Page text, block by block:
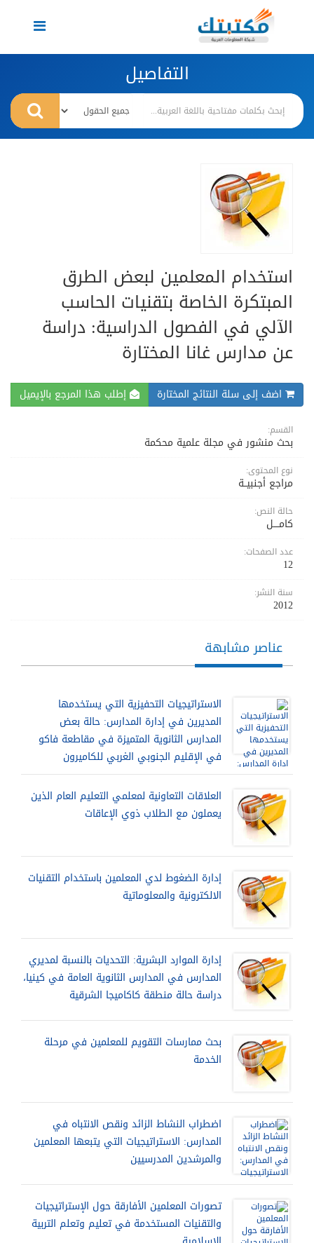
Toggle
navigation
التفاصيل
استخدام المعلمين لبعض الطرق
المبتكرة الخاصة بتقنيات الحاسب
الآلي في الفصول الدراسية: دراسة
عن مدارس غانا المختارة
اضف إلى سلة النتائج المختارة إطلب هذا المرجع بالإيميل
القسم:
بحث منشور في مجلة علمية محكمة
نوع المحتوى:
مراجع أجنبيــة
حالة النص:
كامــــل
عدد الصفحات:
12
سنة النشر:
2012
عناصر مشابهة
الاستراتيجيات التحفيزية التي يستخدمها
المديرين في إدارة المدارس: حالة بعض
المدارس الثانوية المتميزة في مقاطعة فاكو
في الإقليم الجنوبي الغربي للكاميرون
العلاقات التعاونية لمعلمي التعليم العام الذين
يعملون مع الطلاب ذوي الإعاقات
إدارة الضغوط لدي المعلمين باستخدام التقنيات
الالكترونية والمعلوماتية
إدارة الموارد البشرية: التحديات بالنسبة لمديري
المدارس في المدارس الثانوية العامة في كينيا،
دراسة حالة منطقة كاكاميجا الشرقية
بحث ممارسات التقويم للمعلمين في مرحلة
الخدمة
اضطراب النشاط الزائد ونقص الانتباه في
المدارس: الاستراتيجيات التي يتبعها المعلمين
والمرشدين المدرسيين
تصورات المعلمين الأفارقة حول الإستراتيجيات
والتقنيات المستخدمة في تعليم وتعلم التربية